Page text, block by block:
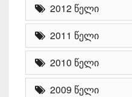
2012 წელი
2011 წელი
2010 წელი
2009 წელი